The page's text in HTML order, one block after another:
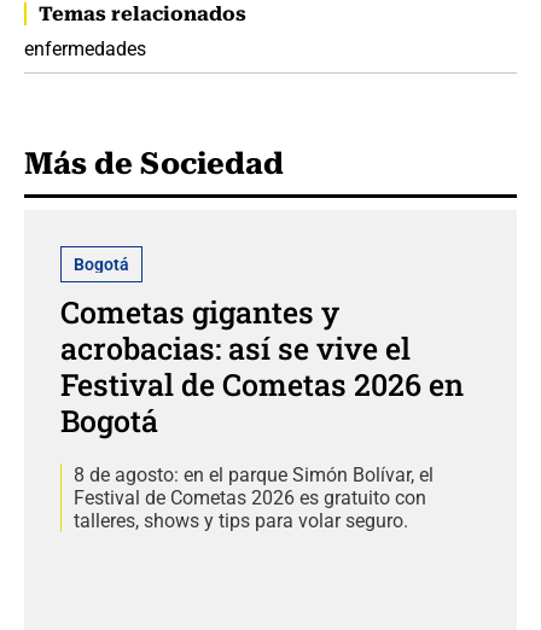
Temas relacionados
enfermedades
Más de Sociedad
Bogotá
Cometas gigantes y
acrobacias: así se vive el
Festival de Cometas 2026 en
Bogotá
8 de agosto: en el parque Simón Bolívar, el
Festival de Cometas 2026 es gratuito con
talleres, shows y tips para volar seguro.